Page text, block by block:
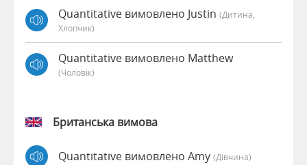
Quantitative вимовлено Justin (дитина,
Хлопчик)
Quantitative вимовлено Matthew
(чоловік)
Британська вимова
Quantitative вимовлено Amy (дівчина)